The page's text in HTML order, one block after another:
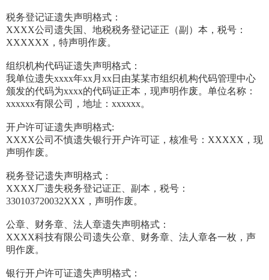
税务登记证遗失声明格式：
XXXX公司遗失国、地税税务登记证正（副）本，税号：
XXXXXX，特声明作废。
组织机构代码证遗失声明格式：
我单位遗失xxxx年xx月xx日由某某市组织机构代码管理中心
颁发的代码为xxxx的代码证正本，现声明作废。单位名称：
xxxxxx有限公司，地址：xxxxxx。
开户许可证遗失声明格式:
XXXX公司不慎遗失银行开户许可证，核准号：XXXXX，现
声明作废。
税务登记遗失声明格式：
XXXX厂遗失税务登记证正、副本，税号：
330103720032XXX，声明作废。
公章、财务章、法人章遗失声明格式：
XXXX科技有限公司遗失公章、财务章、法人章各一枚，声
明作废。
银行开户许可证遗失声明格式：